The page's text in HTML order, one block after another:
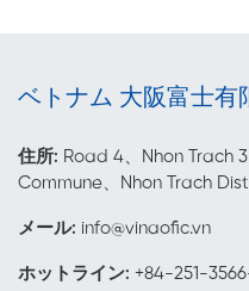
ベトナム 大阪富士有
住所: Road 4、Nhon Trach
Commune、Nhon Trach
メール: info@vinaofic.vn
ホットライン: +84-251-